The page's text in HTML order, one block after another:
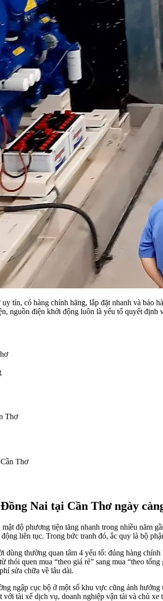
uy tín, có hàng chính hãng, lắp đặt nhanh và bảo
nguồn điện khởi động luôn là yếu tố quyết
Thơ
Thơ
Nai tại Cần Thơ ngày
độ phương tiện tăng nhanh trong nhiều năm
liên tục. Trong bức tranh đó, ắc quy là bộ
dùng thường quan tâm 4 yếu tố: đúng hàng
quen mua “theo giá rẻ” sang mua “theo tổng
sửa chữa về lâu dài.
ngập cục bộ ở một số khu vực cũng ảnh
tài xế dịch vụ, doanh nghiệp vận tải và chủ